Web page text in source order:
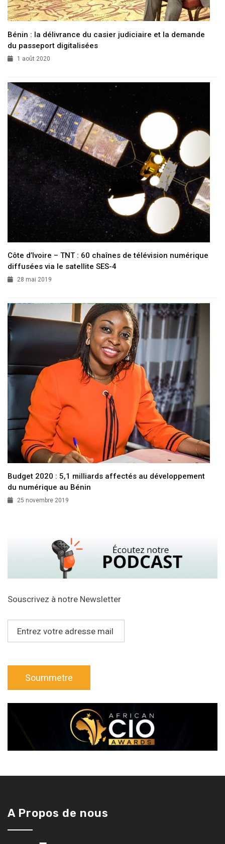
Bénin : la délivrance du casier judiciaire et la demande
du passeport digitalisées
1 août 2020
Côte d’Ivoire – TNT : 60 chaînes de télévision numérique
diffusées via le satellite SES-4
28 mai 2019
Budget 2020 : 5,1 milliards affectés au développement
du numérique au Bénin
25 novembre 2019
Souscrivez à notre Newsletter
A Propos de nous